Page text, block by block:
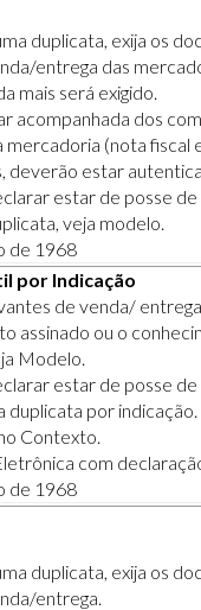
duplicata, exija os
entrega das
mais será exigido.
acompanhada dos
(nota fiscal
deverão estar
estar de posse
veja modelo.
de 1968
por Indicação
de venda/
assinado ou o
Modelo.
estar de posse
por indicação.
Contexto.
com
de 1968
duplicata, exija os
entrega.